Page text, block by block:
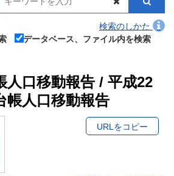
検索のしかた
データベース、ファイル内を検索
人口移動報告 / 平成22
帳人口移動報告
URLをコピー